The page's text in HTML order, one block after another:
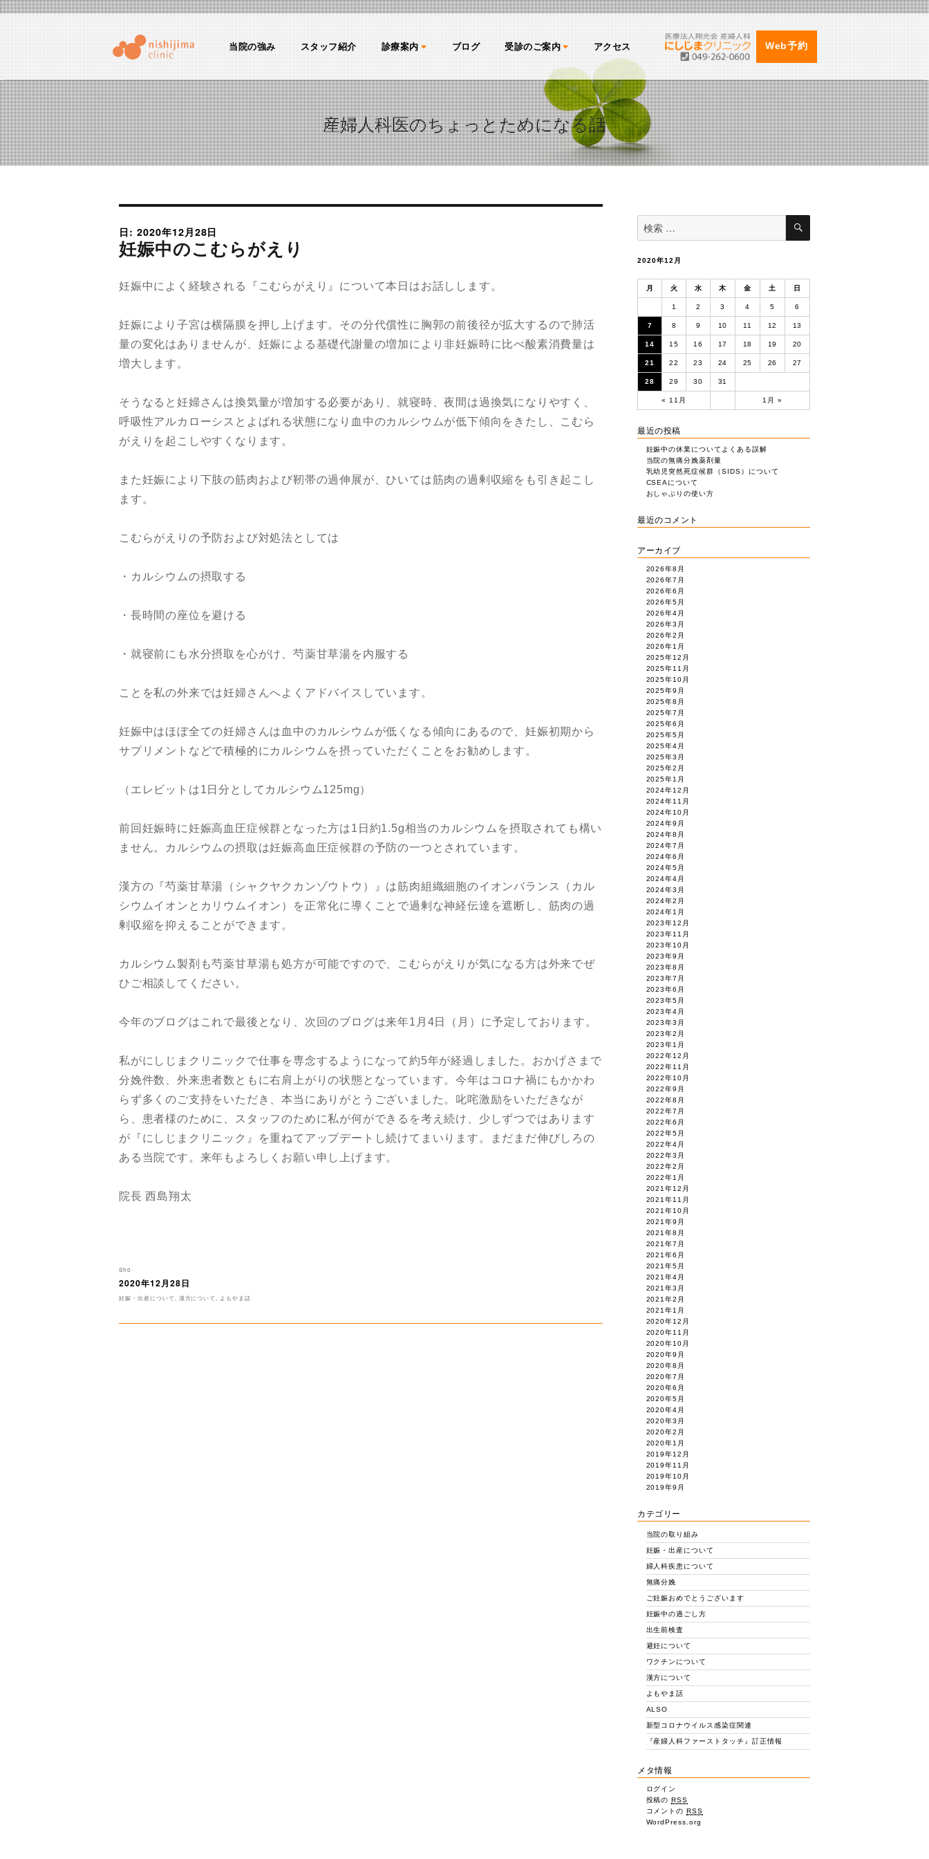
当院の強み スタッフ紹介 診療案内 ブログ 受診のご案内 アクセス Web予約
産婦人科医のちょっとためになる話
日: 2020年12月28日
妊娠中のこむらがえり
妊娠中によく経験される『こむらがえり』について本日はお話しします。
妊娠により子宮は横隔膜を押し上げます。その分代償性に胸郭の前後径が拡大するので肺活
量の変化はありませんが、妊娠による基礎代謝量の増加により非妊娠時に比べ酸素消費量は
増大します。
そうなると妊婦さんは換気量が増加する必要があり、就寝時、夜間は過換気になりやすく、
呼吸性アルカローシスとよばれる状態になり血中のカルシウムが低下傾向をきたし、こむら
がえりを起こしやすくなります。
また妊娠により下肢の筋肉および靭帯の過伸展が、ひいては筋肉の過剰収縮をも引き起こし
ます。
こむらがえりの予防および対処法としては
・カルシウムの摂取する
・長時間の座位を避ける
・就寝前にも水分摂取を心がけ、芍薬甘草湯を内服する
ことを私の外来では妊婦さんへよくアドバイスしています。
妊娠中はほぼ全ての妊婦さんは血中のカルシウムが低くなる傾向にあるので、妊娠初期から
サプリメントなどで積極的にカルシウムを摂っていただくことをお勧めします。
（エレビットは1日分としてカルシウム125mg）
前回妊娠時に妊娠高血圧症候群となった方は1日約1.5g相当のカルシウムを摂取されても構い
ません。カルシウムの摂取は妊娠高血圧症候群の予防の一つとされています。
漢方の『芍薬甘草湯（シャクヤクカンゾウトウ）』は筋肉組織細胞のイオンバランス（カル
シウムイオンとカリウムイオン）を正常化に導くことで過剰な神経伝達を遮断し、筋肉の過
剰収縮を抑えることができます。
カルシウム製剤も芍薬甘草湯も処方が可能ですので、こむらがえりが気になる方は外来でぜ
ひご相談してください。
今年のブログはこれで最後となり、次回のブログは来年1月4日（月）に予定しております。
私がにしじまクリニックで仕事を専念するようになって約5年が経過しました。おかげさまで
分娩件数、外来患者数ともに右肩上がりの状態となっています。今年はコロナ禍にもかかわ
らず多くのご支持をいただき、本当にありがとうございました。叱咤激励をいただきなが
ら、患者様のために、スタッフのために私が何ができるを考え続け、少しずつではあります
が『にしじまクリニック』を重ねてアップデートし続けてまいります。まだまだ伸びしろの
ある当院です。来年もよろしくお願い申し上げます。
院長 西島翔太
投
者
Sho
投
日:
2020年12月28日
カ
リ
妊娠・出産について 漢方について よもやま話
索
対
検
2020年12月
月 火 水 木 金 土 日
« 11月 1月 »
1 2 3 4 5 6
7 8 9 10 11 12 13
14 15 16 17 18 19 20
21 22 23 24 25 26 27
28 29 30 31
最近の投稿
妊娠中の休業についてよくある誤解
当院の無痛分娩薬剤量
乳幼児突然死症候群（SIDS）について
CSEAについて
おしゃぶりの使い方
最近のコメント
アーカイブ
2026年8月
2026年7月
2026年6月
2026年5月
2026年4月
2026年3月
2026年2月
2026年1月
2025年12月
2025年11月
2025年10月
2025年9月
2025年8月
2025年7月
2025年6月
2025年5月
2025年4月
2025年3月
2025年2月
2025年1月
2024年12月
2024年11月
2024年10月
2024年9月
2024年8月
2024年7月
2024年6月
2024年5月
2024年4月
2024年3月
2024年2月
2024年1月
2023年12月
2023年11月
2023年10月
2023年9月
2023年8月
2023年7月
2023年6月
2023年5月
2023年4月
2023年3月
2023年2月
2023年1月
2022年12月
2022年11月
2022年10月
2022年9月
2022年8月
2022年7月
2022年6月
2022年5月
2022年4月
2022年3月
2022年2月
2022年1月
2021年12月
2021年11月
2021年10月
2021年9月
2021年8月
2021年7月
2021年6月
2021年5月
2021年4月
2021年3月
2021年2月
2021年1月
2020年12月
2020年11月
2020年10月
2020年9月
2020年8月
2020年7月
2020年6月
2020年5月
2020年4月
2020年3月
2020年2月
2020年1月
2019年12月
2019年11月
2019年10月
2019年9月
カテゴリー
当院の取り組み
妊娠・出産について
婦人科疾患について
無痛分娩
ご妊娠おめでとうございます
妊娠中の過ごし方
出生前検査
避妊について
ワクチンについて
漢方について
よもやま話
ALSO
新型コロナウイルス感染症関連
『産婦人科ファーストタッチ』訂正情報
メタ情報
ログイン
投稿の RSS
コメントの RSS
WordPress.org